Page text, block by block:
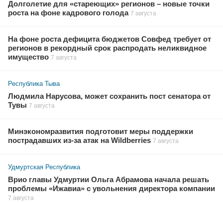
Долголетие для «стареющих» регионов – новые точки
роста на фоне кадрового голода 7 августа
На фоне роста дефицита бюджетов Совфед требует от
регионов в рекордный срок распродать неликвидное
имущество 7 августа
Республика Тыва
Людмила Нарусова, может сохранить пост сенатора от
Тувы 7 августа
Минэкономразвития подготовит меры поддержки
пострадавших из-за атак на Wildberries 7 августа
Удмуртская Республика
Врио главы Удмуртии Ольга Абрамова начала решать
проблемы «Ижавиа» с увольнения директора компании
7 августа